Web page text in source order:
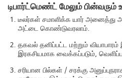
டிபார்ட்மெண்ட் மேலும் பின்வரும்
டீலர்கள் சமாளிக்க யார் அனைத்து
அட்டை கொண்டுவரலாம்.
தகவல் தனிப்பட்ட மற்றும்
இரகசியமாக வைக்கப்படும்,
சரியான பில்கள் / சரக்கு